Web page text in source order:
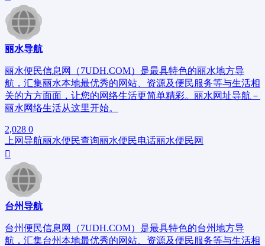
丽水导航
丽水便民信息网（7UDH.COM）是最具特色的丽水地方导
航，汇集丽水本地最优秀的网站、资源及便民服务等与生活相
关的方方面面，让您的网络生活更简单精彩。丽水网址导航－
丽水网络生活从这里开始。
2,028 0
上网导航丽水便民查询丽水便民电话丽水便民网
台州导航
台州便民信息网（7UDH.COM）是最具特色的台州地方导
航，汇集台州本地最优秀的网站、资源及便民服务等与生活相